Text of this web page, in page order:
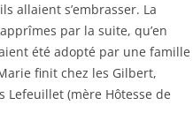
allaient s’embrasser. La
par la suite, qu’en
été adopté par une famille
finit chez les Gilbert,
Lefeuillet (mère Hôtesse de